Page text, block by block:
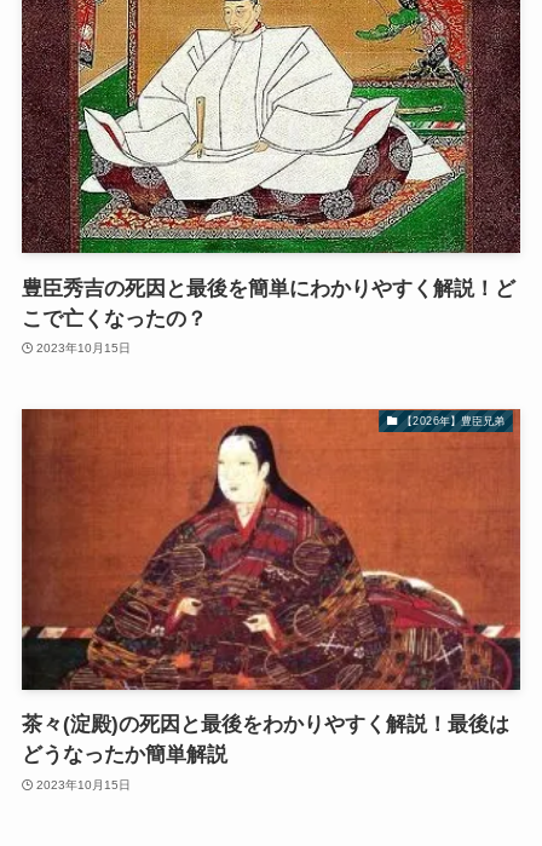
豊臣秀吉の死因と最後を簡単にわかりやすく解説！ど
こで亡くなったの？
2023年10月15日
【2026年】豊臣兄弟
茶々(淀殿)の死因と最後をわかりやすく解説！最後は
どうなったか簡単解説
2023年10月15日